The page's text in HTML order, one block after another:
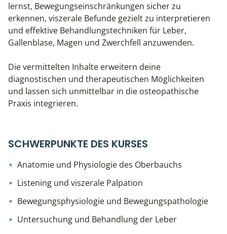
lernst, Bewegungseinschränkungen sicher zu
erkennen, viszerale Befunde gezielt zu interpretieren
und effektive Behandlungstechniken für Leber,
Gallenblase, Magen und Zwerchfell anzuwenden.
Die vermittelten Inhalte erweitern deine
diagnostischen und therapeutischen Möglichkeiten
und lassen sich unmittelbar in die osteopathische
Praxis integrieren.
SCHWERPUNKTE DES KURSES
Anatomie und Physiologie des Oberbauchs
Listening und viszerale Palpation
Bewegungsphysiologie und Bewegungspathologie
Untersuchung und Behandlung der Leber